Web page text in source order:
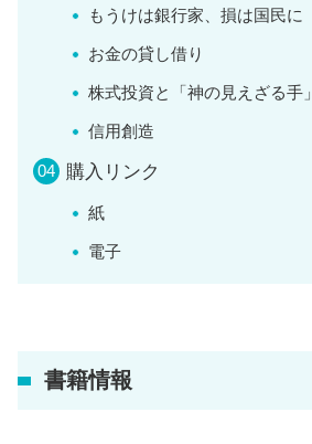
もうけは銀行家、損は国民に
お金の貸し借り
株式投資と「神の見えざる手」
信用創造
購入リンク
紙
電子
書籍情報